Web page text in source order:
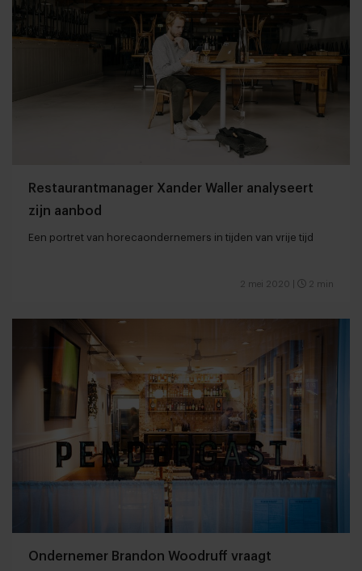
Restaurantmanager Xander Waller analyseert
zijn aanbod
Een portret van horecaondernemers in tijden van vrije tijd
2 mei 2020 2 min
Ondernemer Brandon Woodruff vraagt